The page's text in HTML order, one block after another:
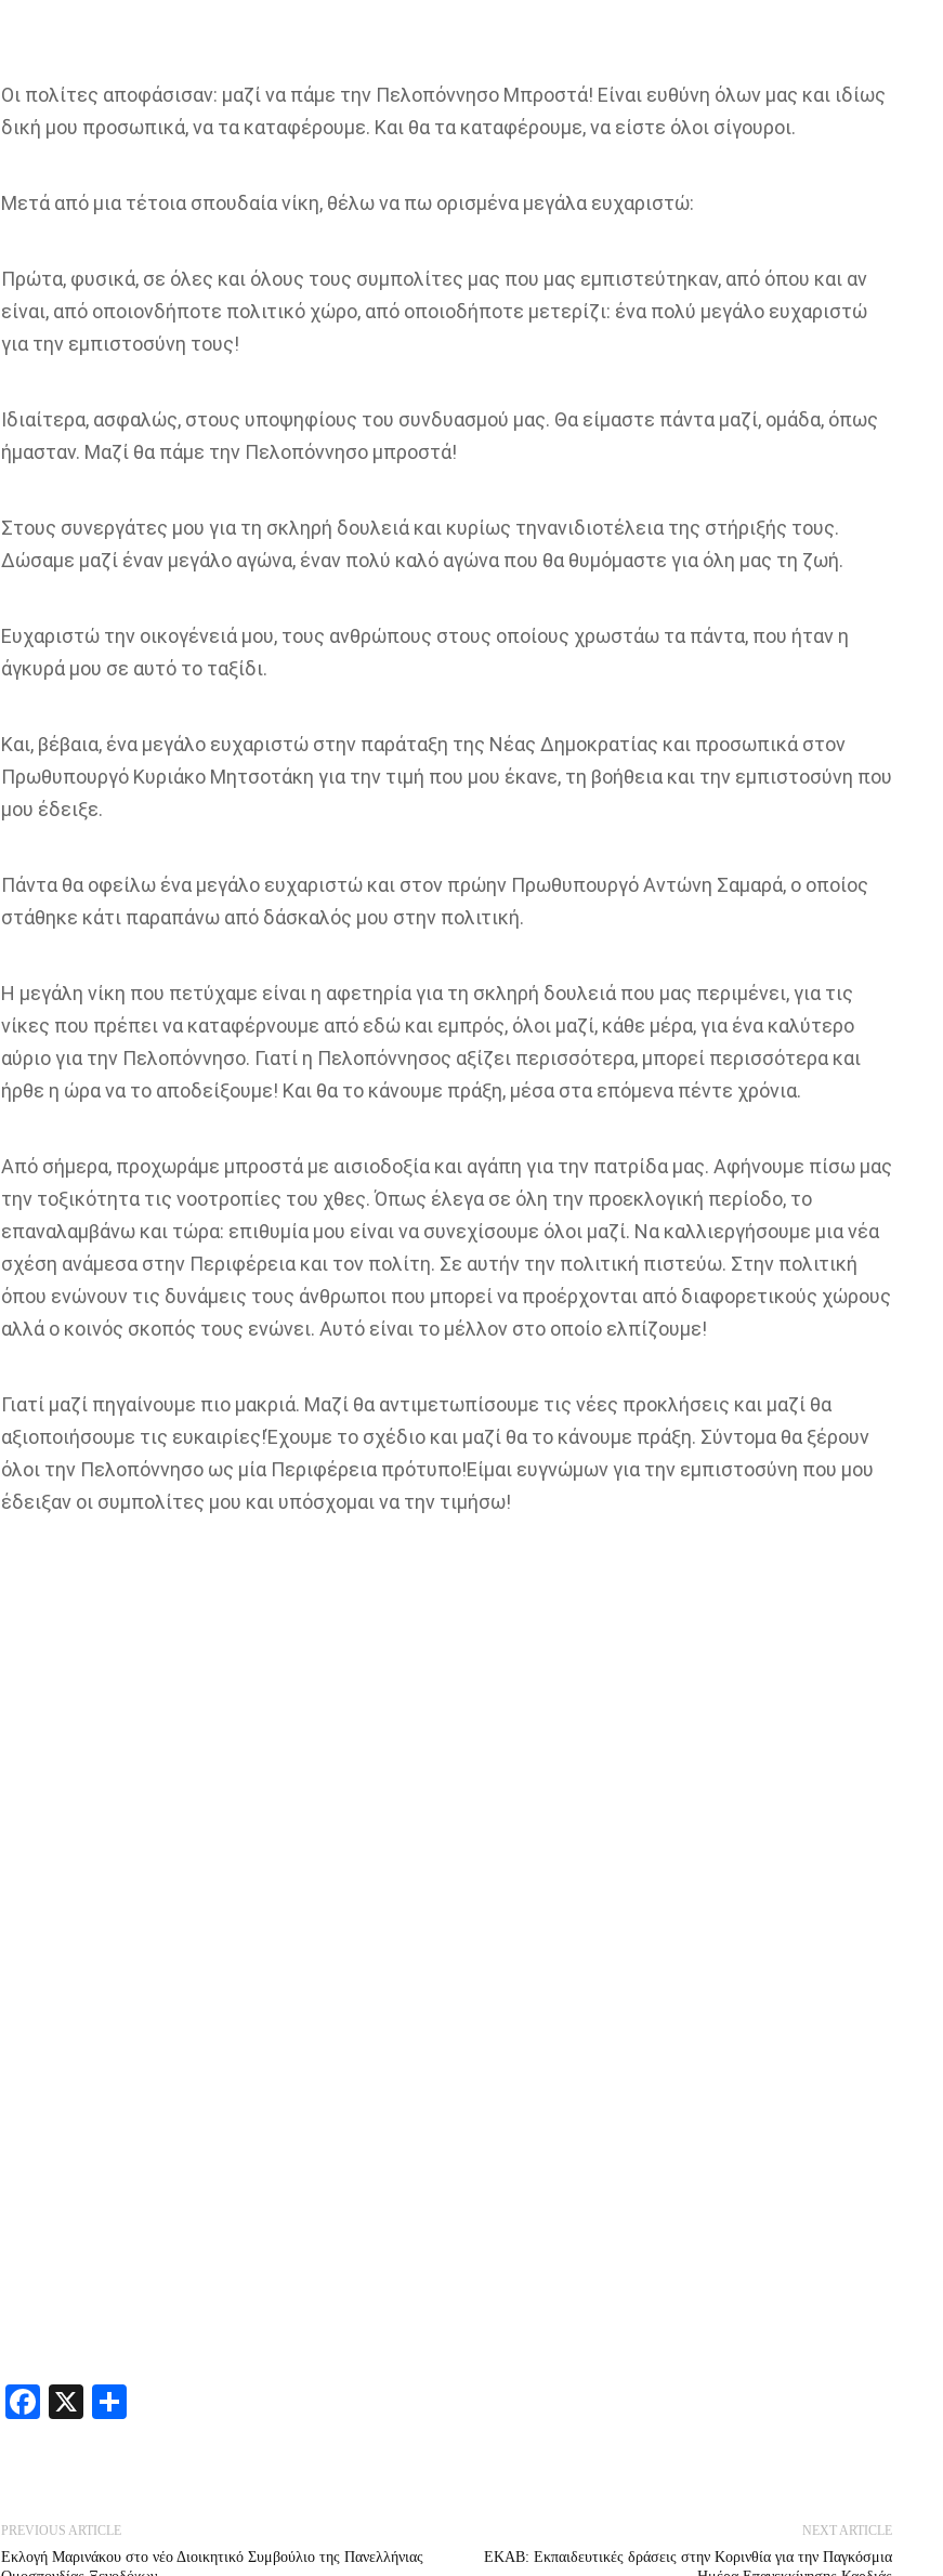
Οι πολίτες αποφάσισαν: μαζί να πάμε την Πελοπόννησο Μπροστά! Είναι ευθύνη όλων μας και ιδίως
δική μου προσωπικά, να τα καταφέρουμε. Και θα τα καταφέρουμε, να είστε όλοι σίγουροι.
Μετά από μια τέτοια σπουδαία νίκη, θέλω να πω ορισμένα μεγάλα ευχαριστώ:
Πρώτα, φυσικά, σε όλες και όλους τους συμπολίτες μας που μας εμπιστεύτηκαν, από όπου και αν
είναι, από οποιονδήποτε πολιτικό χώρο, από οποιοδήποτε μετερίζι: ένα πολύ μεγάλο ευχαριστώ
για την εμπιστοσύνη τους!
Ιδιαίτερα, ασφαλώς, στους υποψηφίους του συνδυασμού μας. Θα είμαστε πάντα μαζί, ομάδα, όπως
ήμασταν. Μαζί θα πάμε την Πελοπόννησο μπροστά!
Στους συνεργάτες μου για τη σκληρή δουλειά και κυρίως τηνανιδιοτέλεια της στήριξής τους.
Δώσαμε μαζί έναν μεγάλο αγώνα, έναν πολύ καλό αγώνα που θα θυμόμαστε για όλη μας τη ζωή.
Ευχαριστώ την οικογένειά μου, τους ανθρώπους στους οποίους χρωστάω τα πάντα, που ήταν η
άγκυρά μου σε αυτό το ταξίδι.
Και,βέβαια, ένα μεγάλο ευχαριστώ στην παράταξη της Νέας Δημοκρατίας και προσωπικά στον
Πρωθυπουργό Κυριάκο Μητσοτάκη για την τιμή που μου έκανε, τη βοήθεια και την εμπιστοσύνη που
μου έδειξε.
Πάντα θα οφείλω ένα μεγάλο ευχαριστώ και στον πρώην ΠρωθυπουργόΑντώνη Σαμαρά, ο οποίος
στάθηκε κάτι παραπάνω από δάσκαλός μου στην πολιτική.
Η μεγάλη νίκη που πετύχαμε είναι η αφετηρία για τη σκληρή δουλειά που μας περιμένει, για τις
νίκες που πρέπει να καταφέρνουμε από εδώ και εμπρός, όλοι μαζί, κάθε μέρα, για ένα καλύτερο
αύριο για την Πελοπόννησο. Γιατίη Πελοπόννησος αξίζει περισσότερα, μπορεί περισσότερα και
ήρθε η ώρα να το αποδείξουμε! Και θα το κάνουμε πράξη, μέσα στα επόμενα πέντε χρόνια.
Από σήμερα, προχωράμε μπροστά με αισιοδοξία και αγάπη για την πατρίδα μας. Αφήνουμε πίσω μας
την τοξικότητα τις νοοτροπίες του χθες. Όπως έλεγα σε όλη την προεκλογική περίοδο, το
επαναλαμβάνω και τώρα: επιθυμίαμου είναι να συνεχίσουμε όλοι μαζί. Να καλλιεργήσουμε μια νέα
σχέση ανάμεσα στην Περιφέρεια και τον πολίτη. Σε αυτήν την πολιτική πιστεύω. Στην πολιτική
όπου ενώνουν τις δυνάμεις τους άνθρωποι που μπορεί να προέρχονται από διαφορετικούς χώρους
αλλά ο κοινός σκοπός τους ενώνει. Αυτό είναι το μέλλον στο οποίο ελπίζουμε!
Γιατί μαζίπηγαίνουμε πιο μακριά. Μαζί θα αντιμετωπίσουμε τις νέες προκλήσεις και μαζί θα
αξιοποιήσουμε τις ευκαιρίες!Έχουμε το σχέδιο και μαζί θα το κάνουμε πράξη. Σύντομα θα ξέρουν
όλοι την Πελοπόννησο ως μία Περιφέρεια πρότυπο!Είμαι ευγνώμων για την εμπιστοσύνη που μου
έδειξαν οι συμπολίτες μου και υπόσχομαινα την τιμήσω!
Facebook
X Share
PREVIOUS ARTICLE
Εκλογή Μαρινάκου στο νέο Διοικητικό Συμβούλιο της Πανελλήνιας
NEXT ARTICLE
ΕΚΑΒ: Εκπαιδευτικές δράσεις στην Κορινθία για την Παγκόσμια